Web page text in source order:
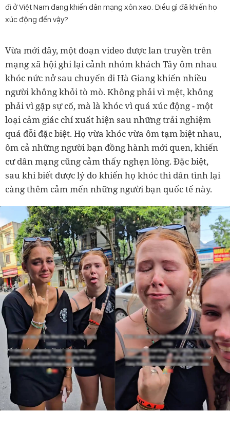
đi ở Việt Nam đang khiến dân mạng xôn xao. Điều gì đã khiến họ
xúc động đến vậy?
Vừa mới đây, một đoạn video được lan truyền trên
mạng xã hội ghi lại cảnh nhóm khách Tây ôm nhau
khóc nức nở sau chuyến đi Hà Giang khiến nhiều
người không khỏi tò mò. Không phải vì mệt, không
phải vì gặp sự cố, mà là khóc vì quá xúc động - một
loại cảm giác chỉ xuất hiện sau những trải nghiệm
quá đỗi đặc biệt. Họ vừa khóc vừa ôm tạm biệt nhau,
ôm cả những người bạn đồng hành mới quen, khiến
cư dân mạng cũng cảm thấy nghẹn lòng. Đặc biệt,
sau khi biết được lý do khiến họ khóc thì dân tình lại
càng thêm cảm mến những người bạn quốc tế này.